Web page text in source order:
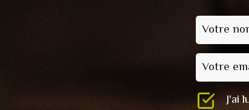
Votre
Votre
J'ai